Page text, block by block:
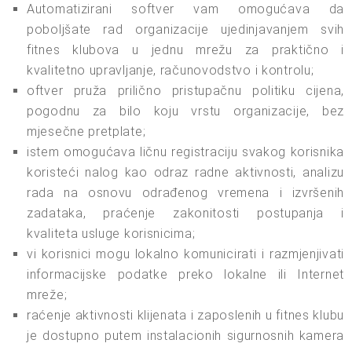
Automatizirani softver vam omogućava da
poboljšate rad organizacije ujedinjavanjem svih
fitnes klubova u jednu mrežu za praktično i
kvalitetno upravljanje, računovodstvo i kontrolu;
oftver pruža prilično pristupačnu politiku cijena,
pogodnu za bilo koju vrstu organizacije, bez
mjesečne pretplate;
istem omogućava ličnu registraciju svakog korisnika
koristeći nalog kao odraz radne aktivnosti, analizu
rada na osnovu odrađenog vremena i izvršenih
zadataka, praćenje zakonitosti postupanja i
kvaliteta usluge korisnicima;
vi korisnici mogu lokalno komunicirati i razmjenjivati
informacijske podatke preko lokalne ili Internet
mreže;
raćenje aktivnosti klijenata i zaposlenih u fitnes klubu
je dostupno putem instalacionih sigurnosnih kamera